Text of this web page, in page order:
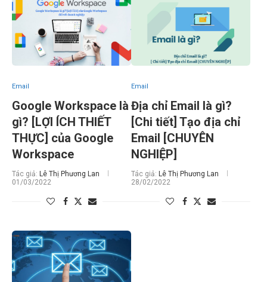
Email
Google Workspace là
gì? [LỢI ÍCH THIẾT
THỰC] của Google
Workspace
Tác giả: Lê Thị Phương Lan
01/03/2022
Email
Địa chỉ Email là gì?
[Chi tiết] Tạo địa chỉ
Email [CHUYÊN
NGHIỆP]
Tác giả: Lê Thị Phương Lan
28/02/2022